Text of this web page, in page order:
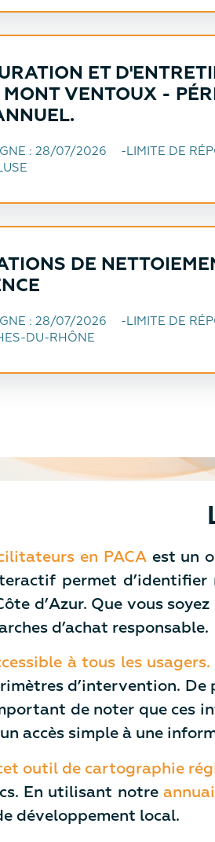
ET
MONT VENTOUX -
: 28/07/2026 LIMITE DE
DE
: 28/07/2026 LIMITE DE
DU-RHÔNE
en PACAest un
permet d’identifier
d’Azur. Que vous
d’achat responsable.
à tous les usagers.
d’intervention.
de noter que ces
accès simple à une
outil de cartographie
En utilisant notre
développement local.